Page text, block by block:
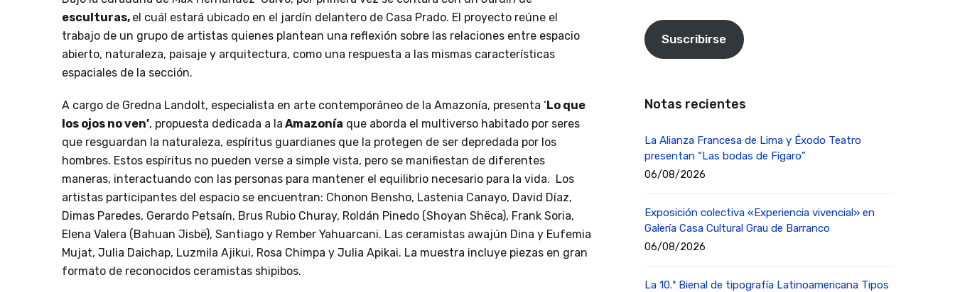
esculturas, el cuál estará ubicado en el jardín delantero de Casa Prado. El proyecto reúne el
trabajo de un grupo de artistas quienes plantean una reflexión sobre las relaciones entre espacio
abierto, naturaleza, paisaje y arquitectura, como una respuesta a las mismas características
espaciales de la sección.
A cargo de Gredna Landolt, especialista en arte contemporáneo de la Amazonía, presenta ‘Lo que
los ojos no ven’, propuesta dedicada a la Amazonía que aborda el multiverso habitado por seres
que resguardan la naturaleza, espíritus guardianes que la protegen de ser depredada por los
hombres. Estos espíritus no pueden verse a simple vista, pero se manifiestan de diferentes
maneras, interactuando con las personas para mantener el equilibrio necesario para la vida. Los
artistas participantes del espacio se encuentran: Chonon Bensho, Lastenia Canayo, David Díaz,
Dimas Paredes, Gerardo Petsaín, Brus Rubio Churay, Roldán Pinedo (Shoyan Shëca), Frank Soria,
Elena Valera (Bahuan Jisbë), Santiago y Rember Yahuarcani. Las ceramistas awajún Dina y Eufemia
Mujat, Julia Daichap, Luzmila Ajikui, Rosa Chimpa y Julia Apikai. La muestra incluye piezas en gran
formato de reconocidos ceramistas shipibos.
Suscribirse
Notas recientes
La Alianza Francesa de Lima y Éxodo Teatro
presentan “Las bodas de Fígaro”
06/08/2026
Exposición colectiva «Experiencia vivencial» en
Galería Casa Cultural Grau de Barranco
06/08/2026
La 10.ª Bienal de tipografía Latinoamericana Tipos